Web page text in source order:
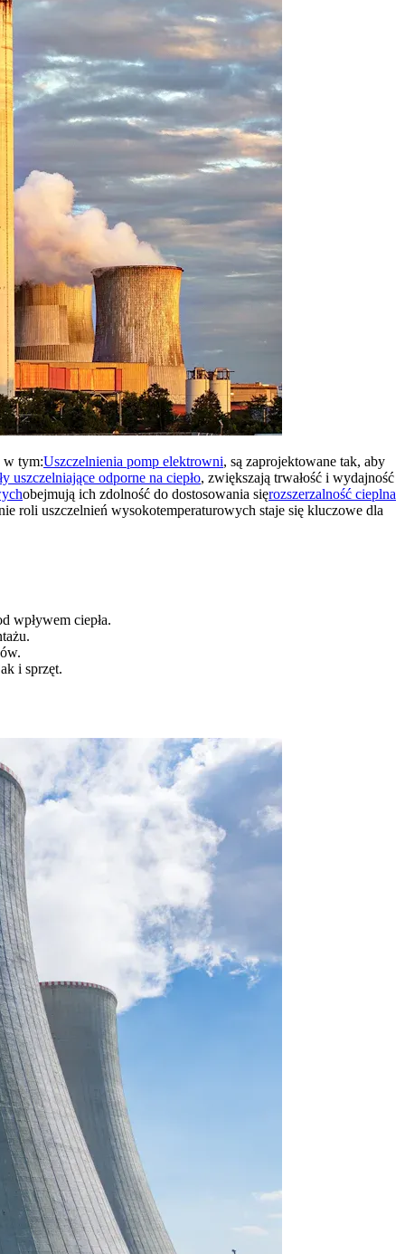
w tym:Uszczelnienia pomp elektrowni, są zaprojektowane tak, aby
uszczelniające odporne na ciepło, zwiększają trwałość i wydajność
obejmują ich zdolność do dostosowania sięrozszerzalność cieplna
roli uszczelnień wysokotemperaturowych staje się kluczowe dla
wpływem ciepła.
i sprzęt.